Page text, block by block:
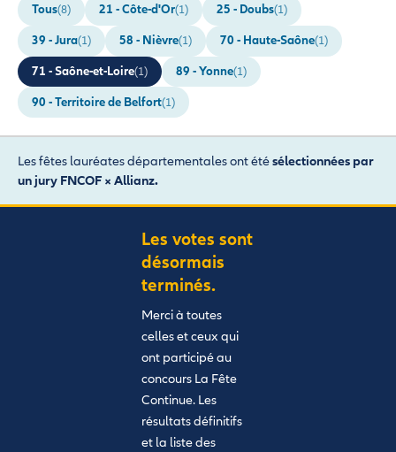
Tous(8) 21 - Côte-d'Or(1) 25 - Doubs(1)
39 - Jura(1) 58 - Nièvre(1) 70 - Haute-Saône(1)
71 - Saône-et-Loire(1) 89 - Yonne(1)
90 - Territoire de Belfort(1)
Les fêtes lauréates départementales ont étésélectionnées par
un jury FNCOF × Allianz.
Les votes sont
désormais
terminés.
Merci à toutes
celles et ceux qui
ont participé au
concours La Fête
Continue. Les
résultats définitifs
et la liste des